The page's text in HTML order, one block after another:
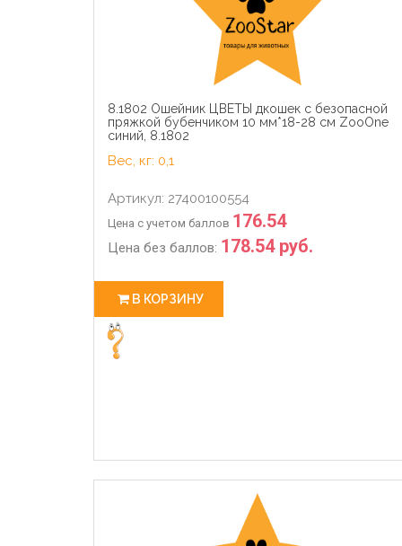
8.1802 Ошейник ЦВЕТЫ дкошек с безопасной
пряжкой бубенчиком 10 мм*18-28 см ZooOne
синий, 8.1802
Вес, кг: 0,1
Артикул: 27400100554
Цена с учетом баллов 176.54
Цена без баллов: 178.54 руб.
В КОРЗИНУ